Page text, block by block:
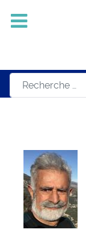
Rechercher